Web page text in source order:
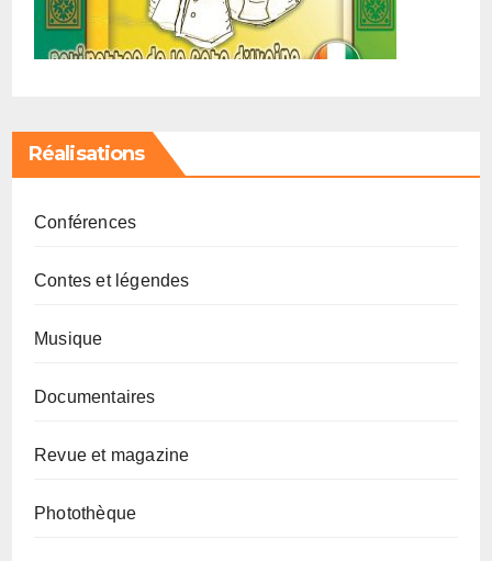
Réalisations
Conférences
Contes et légendes
Musique
Documentaires
Revue et magazine
Photothèque